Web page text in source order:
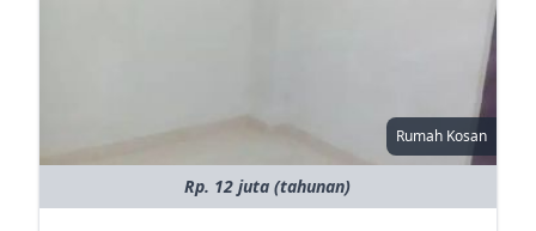
Rumah Kosan
Rp. 12 juta (tahunan)